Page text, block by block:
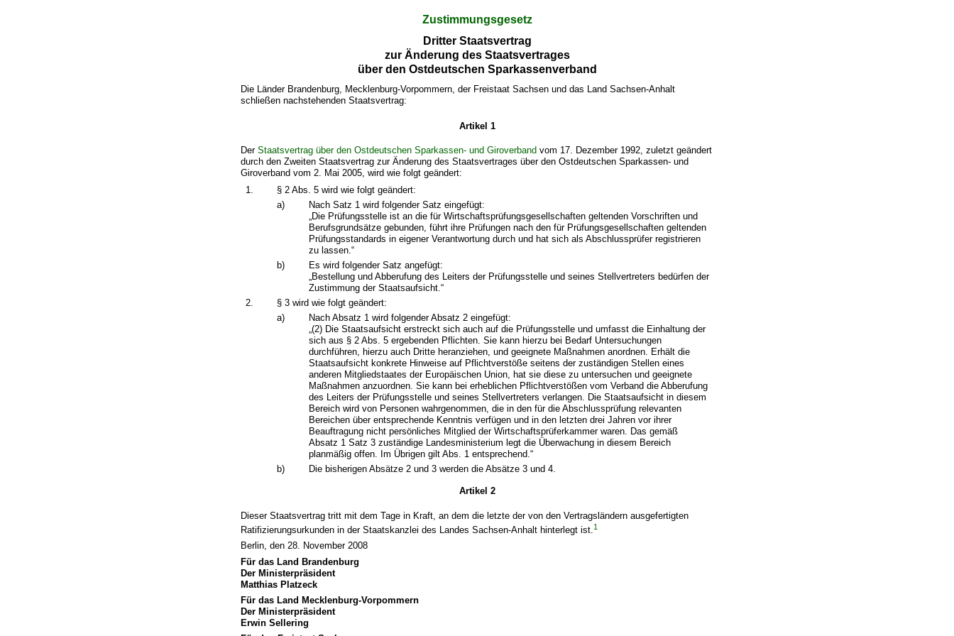
Zustimmungsgesetz
Dritter Staatsvertrag
zur Änderung des Staatsvertrages
über den Ostdeutschen Sparkassenverband
Die Länder Brandenburg, Mecklenburg-Vorpommern, der Freistaat Sachsen und das Land Sachsen-Anhalt
schließen nachstehenden Staatsvertrag:
Artikel 1
DerStaatsvertrag über den Ostdeutschen Sparkassen- und Giroverband vom 17. Dezember 1992, zuletzt geändert
durch den Zweiten Staatsvertrag zur Änderung des Staatsvertrages über den Ostdeutschen Sparkassen- und
Giroverband vom 2. Mai 2005, wird wie folgt geändert:
1.
§ 2 Abs. 5 wird wie folgt geändert:
a)
Nach Satz 1 wird folgender Satz eingefügt:
„Die Prüfungsstelle ist an die für Wirtschaftsprüfungsgesellschaften geltenden Vorschriften und
Berufsgrundsätze gebunden, führt ihre Prüfungen nach den für Prüfungsgesellschaften geltenden
Prüfungsstandards in eigener Verantwortung durch und hat sich als Abschlussprüfer registrieren
zu lassen.“
b)
Es wird folgender Satz angefügt:
„Bestellung und Abberufung des Leiters der Prüfungsstelle und seines Stellvertreters bedürfen der
Zustimmung der Staatsaufsicht.“
2.
§ 3 wird wie folgt geändert:
a)
Nach Absatz 1 wird folgender Absatz 2 eingefügt:
„(2) Die Staatsaufsicht erstreckt sich auch auf die Prüfungsstelle und umfasst die Einhaltung der
sich aus § 2 Abs. 5 ergebenden Pflichten. Sie kann hierzu bei Bedarf Untersuchungen
durchführen, hierzu auch Dritte heranziehen, und geeignete Maßnahmen anordnen. Erhält die
Staatsaufsicht konkrete Hinweise auf Pflichtverstöße seitens der zuständigen Stellen eines
anderen Mitgliedstaates der Europäischen Union, hat sie diese zu untersuchen und geeignete
Maßnahmen anzuordnen. Sie kann bei erheblichen Pflichtverstößen vom Verband die Abberufung
des Leiters der Prüfungsstelle und seines Stellvertreters verlangen. Die Staatsaufsicht in diesem
Bereich wird von Personen wahrgenommen, die in den für die Abschlussprüfung relevanten
Bereichen über entsprechende Kenntnis verfügen und in den letzten drei Jahren vor ihrer
Beauftragung nicht persönliches Mitglied der Wirtschaftsprüferkammer waren. Das gemäß
Absatz 1 Satz 3 zuständige Landesministerium legt die Überwachung in diesem Bereich
planmäßig offen. Im Übrigen gilt Abs. 1 entsprechend.“
b)
Die bisherigen Absätze 2 und 3 werden die Absätze 3 und 4.
Artikel 2
Dieser Staatsvertrag tritt mit dem Tage in Kraft, an dem die letzte der von den Vertragsländern ausgefertigten
Ratifizierungsurkunden in der Staatskanzlei des Landes Sachsen-Anhalt hinterlegt ist.1
Berlin, den 28. November 2008
Für das Land Brandenburg
Der Ministerpräsident
Matthias Platzeck
Für das Land Mecklenburg-Vorpommern
Der Ministerpräsident
Erwin Sellering